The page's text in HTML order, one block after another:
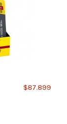
$87.899